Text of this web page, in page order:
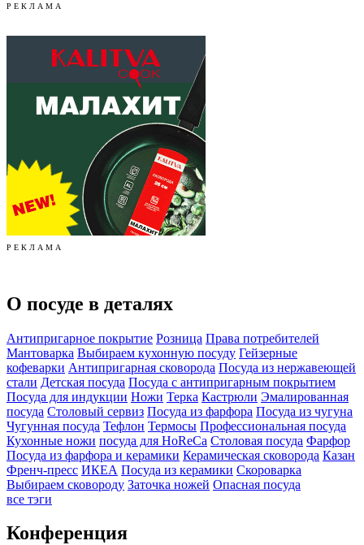
Р Е К Л А М А
Р Е К Л А М А
О посуде в деталях
Антипригарное покрытие Розница Права потребителей
Мантоварка Выбираем кухонную посуду Гейзерные
кофеварки Антипригарная сковорода Посуда из нержавеющей
стали Детская посуда Посуда с антипригарным покрытием
Посуда для индукции Ножи Терка Кастрюли Эмалированная
посуда Столовый сервиз Посуда из фарфора Посуда из чугуна
Чугунная посуда Тефлон Термосы Профессиональная посуда
Кухонные ножи посуда для HoReCa Столовая посуда Фарфор
Посуда из фарфора и керамики Керамическая сковорода Казан
Френч-пресс ИКЕА Посуда из керамики Скороварка
Выбираем сковороду Заточка ножей Опасная посуда
все тэги
Конференция